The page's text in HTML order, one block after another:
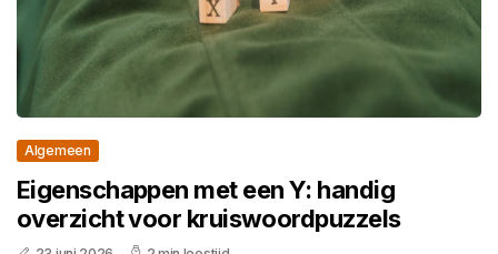
Algemeen
Eigenschappen met een Y: handig
overzicht voor kruiswoordpuzzels